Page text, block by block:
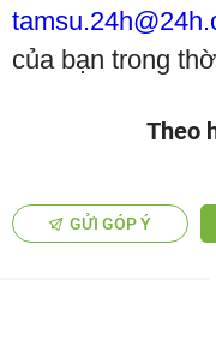
của bạn trong
Theo
GỬI GÓP Ý